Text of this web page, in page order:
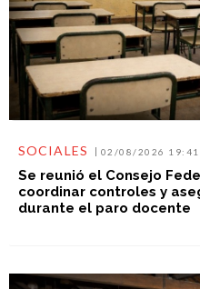
SOCIALES 02/08/2026
Se reunió el Consejo
coordinar controles y
durante el paro docente